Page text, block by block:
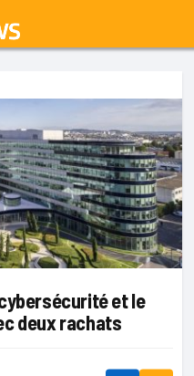
et le
deux rachats